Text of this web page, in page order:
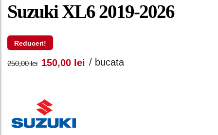
Suzuki XL6 2019-2026
Reduceri!
250,00lei Prețul
a
fost:
150,00 lei Prețul
/ bucata